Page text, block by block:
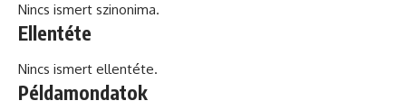
Nincs ismert szinonima.
Ellentéte
Nincs ismert ellentéte.
Példamondatok